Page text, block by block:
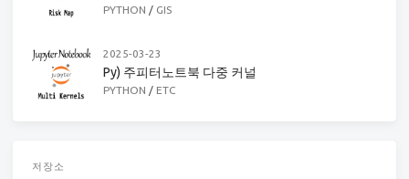
PYTHON / GIS
2025-03-23
Py) 주피터노트북 다중 커널
PYTHON / ETC
저장소